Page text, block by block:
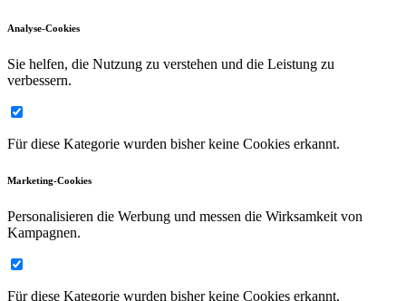
Analyse-Cookies
Sie helfen, die Nutzung zu verstehen und die Leistung zu
verbessern.
Für diese Kategorie wurden bisher keine Cookies erkannt.
Marketing-Cookies
Personalisieren die Werbung und messen die Wirksamkeit von
Kampagnen.
Für diese Kategorie wurden bisher keine Cookies erkannt.